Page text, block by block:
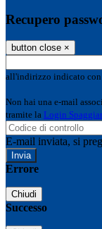
Recupero
button close ×
all'indirizzo indicato con
Non hai una e-mail
tramite la Login
E-mail inviata, si
Errore
Chiudi
Successo